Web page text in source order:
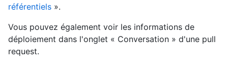
référentiels ».
Vous pouvez également voir les informations de
déploiement dans l'onglet « Conversation » d'une pull
request.